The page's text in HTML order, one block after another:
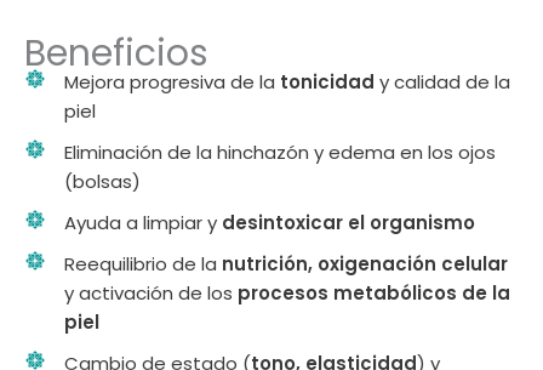
Beneficios
Mejora progresiva de la tonicidad y calidad de la
piel
Eliminación de la hinchazón y edema en los ojos
(bolsas)
Ayuda a limpiar y desintoxicar el organismo
Reequilibrio de la nutrición, oxigenación celular
y activación de los procesos metabólicos de la
piel
Cambio de estado (tono, elasticidad) y